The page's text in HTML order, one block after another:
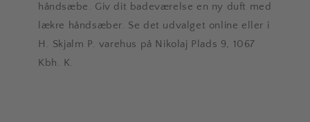
håndsæbe. Giv dit badeværelse en ny duft med
lækre håndsæber. Se det udvalget online eller i
H. Skjalm P. varehus på Nikolaj Plads 9, 1067
Kbh. K.